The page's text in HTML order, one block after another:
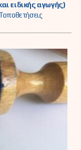
ειδικής αγωγής)